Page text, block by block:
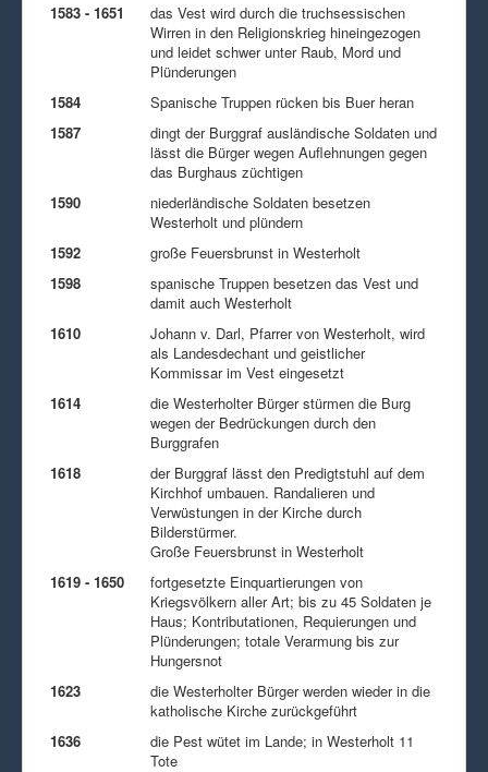
1583 - 1651
das Vest wird durch die truchsessischen
Wirren in den Religionskrieg hineingezogen
und leidet schwer unter Raub, Mord und
Plünderungen
1584
Spanische Truppen rücken bis Buer heran
1587
dingt der Burggraf ausländische Soldaten und
lässt die Bürger wegen Auflehnungen gegen
das Burghaus züchtigen
1590
niederländische Soldaten besetzen
Westerholt und plündern
1592
große Feuersbrunst in Westerholt
1598
spanische Truppen besetzen das Vest und
damit auch Westerholt
1610
Johann v. Darl, Pfarrer von Westerholt, wird
als Landesdechant und geistlicher
Kommissar im Vest eingesetzt
1614
die Westerholter Bürger stürmen die Burg
wegen der Bedrückungen durch den
Burggrafen
1618
der Burggraf lässt den Predigtstuhl auf dem
Kirchhof umbauen. Randalieren und
Verwüstungen in der Kirche durch
Bilderstürmer.
Große Feuersbrunst in Westerholt
1619 - 1650
fortgesetzte Einquartierungen von
Kriegsvölkern aller Art; bis zu 45 Soldaten je
Haus; Kontributationen, Requierungen und
Plünderungen; totale Verarmung bis zur
Hungersnot
1623
die Westerholter Bürger werden wieder in die
katholische Kirche zurückgeführt
1636
die Pest wütet im Lande; in Westerholt 11
Tote